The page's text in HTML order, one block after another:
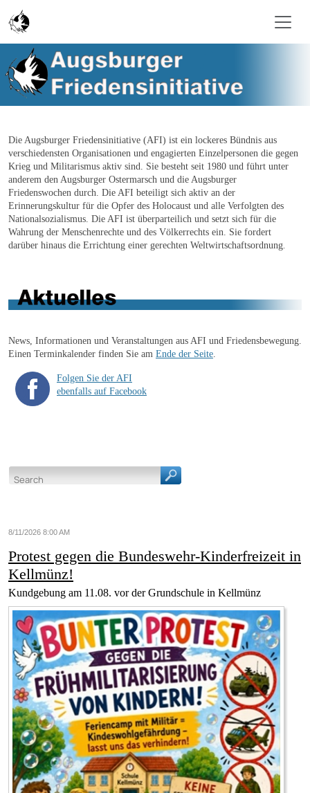
Skip to main content
Die Augsburger Friedensinitiative (AFI) ist ein lockeres Bündnis aus
verschiedensten Organisationen und engagierten Einzelpersonen die gegen
Krieg und Militarismus aktiv sind. Sie besteht seit 1980 und führt unter
anderem den Augsburger Ostermarsch und die Augsburger
Friedenswochen durch. Die AFI beteiligt sich aktiv an der
Erinnerungskultur für die Opfer des Holocaust und alle Verfolgten des
Nationalsozialismus. Die AFI ist überparteilich und setzt sich für die
Wahrung der Menschenrechte und des Völkerrechts ein. Sie fordert
darüber hinaus die Errichtung einer gerechten Weltwirtschaftsordnung.
News, Informationen und Veranstaltungen aus AFI und Friedensbewegung.
Einen Terminkalender finden Sie am Ende der Seite
Folgen Sie der AFI
ebenfalls auf Facebook
8/11/2026 8:00 AM
Protest gegen die Bundeswehr-Kinderfreizeit in
Kellmünz!
Kundgebung am 11.08. vor der Grundschule in Kellmünz